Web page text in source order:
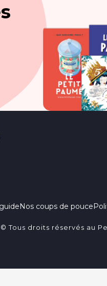
Nos coups de pouce
© Tous droits réservés au